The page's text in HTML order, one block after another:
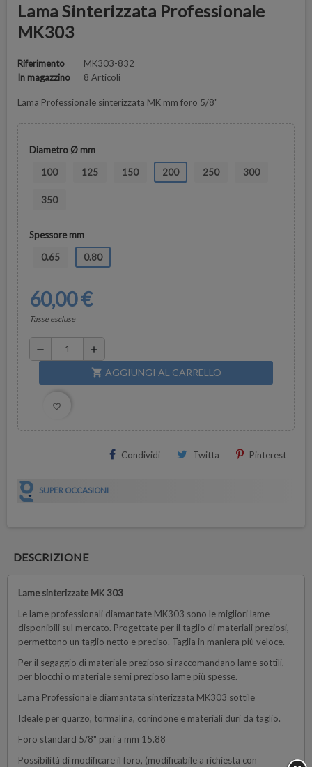
Lama Sinterizzata Professionale
MK303
Riferimento
MK303-832
In magazzino
8 Articoli
Lama Professionale sinterizzata MK mm foro 5/8"
Diametro Ø mm
100
125 150 200 250 300
350
Spessore mm
0.65
0.80
60,00 €
Tasse escluse
remove add
shopping_cart AGGIUNGI AL CARRELLO
favorite_border
Condividi Twitta Pinterest
SUPER OCCASIONI
DESCRIZIONE
Lame sinterizzate MK 303
Le lame professionali diamantate MK303 sono le migliori lame
disponibili sul mercato. Progettate per il taglio di materiali preziosi,
permettono un taglio netto e preciso. Taglia in maniera più veloce.
Per il segaggio di materiale prezioso si raccomandano lame sottili,
per blocchi o materiale semi prezioso lame più spesse.
Lama Professionale diamantata sinterizzata MK303 sottile
Ideale per quarzo, tormalina, corindone e materiali duri da taglio.
Foro standard 5/8" pari a mm 15.88
Possibilità di modificare il foro, (modificabile a richiesta con